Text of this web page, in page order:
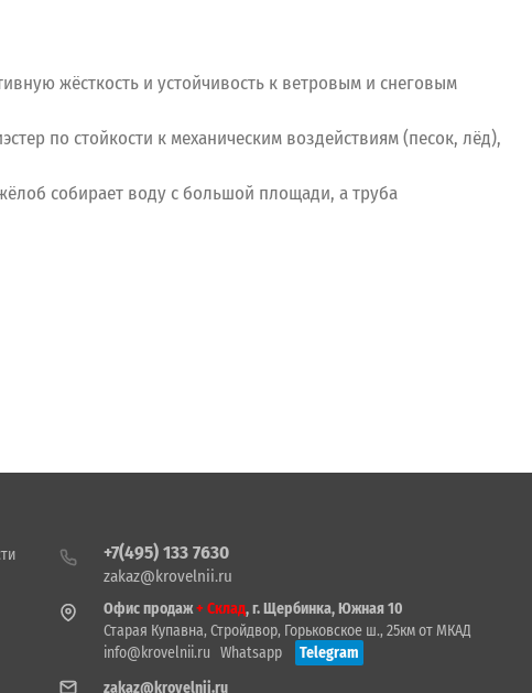
жёсткость и устойчивость к ветровым и снеговым
по стойкости к механическим воздействиям (песок, лёд),
собирает воду с большой площади, а труба
+7(495) 133 7630
zakaz@krovelnii.ru
Офис продаж+ Склад, г. Щербинка, Южная 10
Старая Купавна, Стройдвор, Горьковское ш., 25км от МКАД
info@krovelnii.ru
Whatsapp
Telegram
zakaz@krovelnii.ru